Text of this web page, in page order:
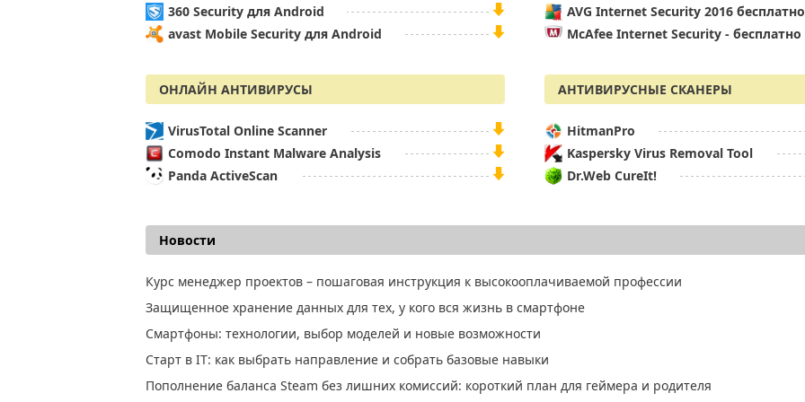
360 Security для Android
avast Mobile Security для Android
AVG Internet Security 2016
McAfee Internet Security - бесплатно
ОНЛАЙН АНТИВИРУСЫ
VirusTotal Online Scanner
Comodo Instant Malware Analysis
Panda ActiveScan
АНТИВИРУСНЫЕ СКАНЕРЫ
HitmanPro
Kaspersky Virus Removal Tool
Dr.Web CureIt!
Новости
Курс менеджер проектов – пошаговая инструкция к высокооплачиваемой профессии
Защищенное хранение данных для тех, у кого вся жизнь в смартфоне
Смартфоны: технологии, выбор моделей и новые возможности
Старт в IT: как выбрать направление и собрать базовые навыки
Пополнение баланса Steam без лишних комиссий: короткий план для геймера и родителя